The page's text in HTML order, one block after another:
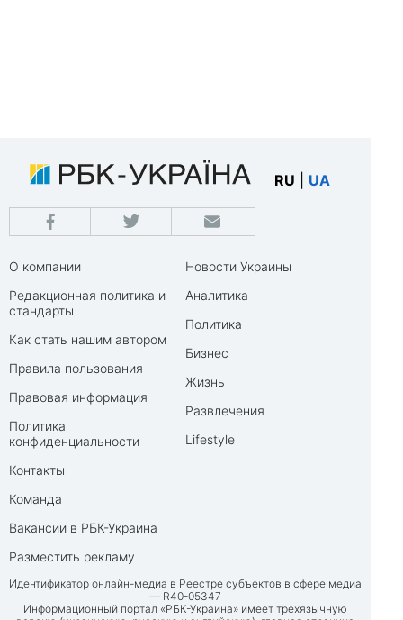
RU UA
О компании
Редакционная политика и
стандарты
Как стать нашим автором
Правила пользования
Правовая информация
Политика
конфиденциальности
Контакты
Команда
Вакансии в РБК-Украина
Разместить рекламу
Новости Украины
Аналитика
Политика
Бизнес
Жизнь
Развлечения
Lifestyle
Идентификатор онлайн-медиа в Реестре субъектов в сфере медиа
— R40-05347
Информационный портал «РБК-Украина» имеет трехязычную